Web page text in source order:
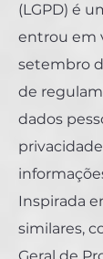
(LGPD) é
entrou em
setembro
de
dados
Inspirada
similares,